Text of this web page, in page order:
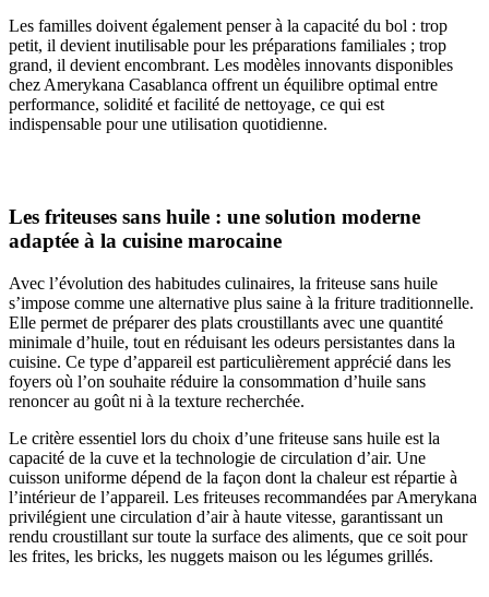
Les familles doivent également penser à la capacité du bol : trop
petit, il devient inutilisable pour les préparations familiales ; trop
grand, il devient encombrant. Les modèles innovants disponibles
chez Amerykana Casablanca offrent un équilibre optimal entre
performance, solidité et facilité de nettoyage, ce qui est
indispensable pour une utilisation quotidienne.
Les friteuses sans huile : une solution moderne
adaptée à la cuisine marocaine
Avec l’évolution des habitudes culinaires, la friteuse sans huile
s’impose comme une alternative plus saine à la friture traditionnelle.
Elle permet de préparer des plats croustillants avec une quantité
minimale d’huile, tout en réduisant les odeurs persistantes dans la
cuisine. Ce type d’appareil est particulièrement apprécié dans les
foyers où l’on souhaite réduire la consommation d’huile sans
renoncer au goût ni à la texture recherchée.
Le critère essentiel lors du choix d’une friteuse sans huile est la
capacité de la cuve et la technologie de circulation d’air. Une
cuisson uniforme dépend de la façon dont la chaleur est répartie à
l’intérieur de l’appareil. Les friteuses recommandées par Amerykana
privilégient une circulation d’air à haute vitesse, garantissant un
rendu croustillant sur toute la surface des aliments, que ce soit pour
les frites, les bricks, les nuggets maison ou les légumes grillés.